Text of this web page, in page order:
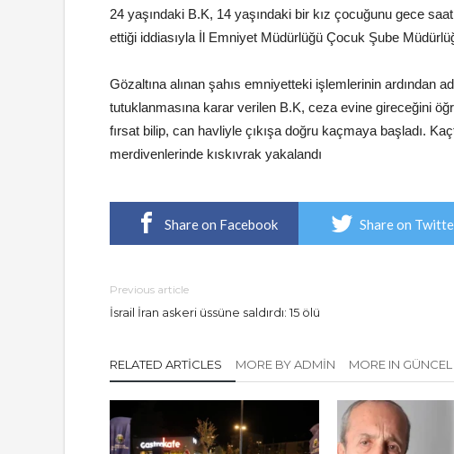
24 yaşındaki B.K, 14 yaşındaki bir kız çocuğunu gece
ettiği iddiasıyla İl Emniyet Müdürlüğü Çocuk Şube
Gözaltına alınan şahıs emniyetteki işlemlerinin ardından
tutuklanmasına karar verilen B.K, ceza evine gireceğini
fırsat bilip, can havliyle çıkışa doğru kaçmaya başladı.
merdivenlerinde kıskıvrak yakalandı
Share on Facebook Share on
Previous article
İsrail İran askeri üssüne saldırdı: 15 ölü
RELATED ARTICLES MORE BY ADMIN MORE IN GÜNCEL